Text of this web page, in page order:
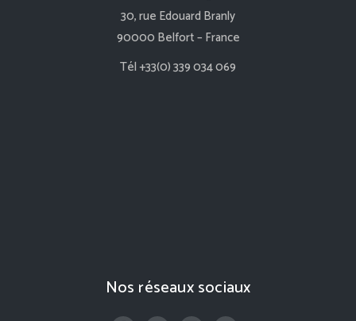
30, rue Edouard Branly
90000 Belfort – France
Tél +33(0) 339 034 069
Nos réseaux sociaux